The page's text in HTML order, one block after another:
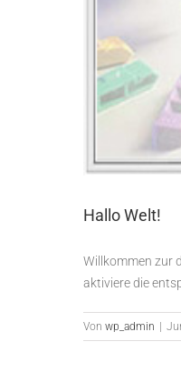
Hallo Welt!
Willkommen zur
aktiviere die
Von wp_admin |